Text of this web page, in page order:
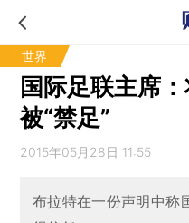
世界
国际足联主席
被“禁足”
2015年05月28日 11:55
布拉特在一份声明中称